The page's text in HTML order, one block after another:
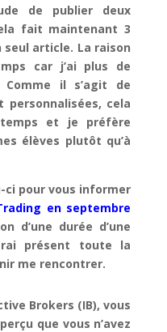
de publier deux
fait maintenant 3
seul article. La raison
car j’ai plus de
il s’agit de
cela
et je préfère
élèves plutôt qu’à
ci pour vous informer
en septembre
d’une durée d’une
présent toute la
me rencontrer.
Brokers (IB), vous
que vous n’avez